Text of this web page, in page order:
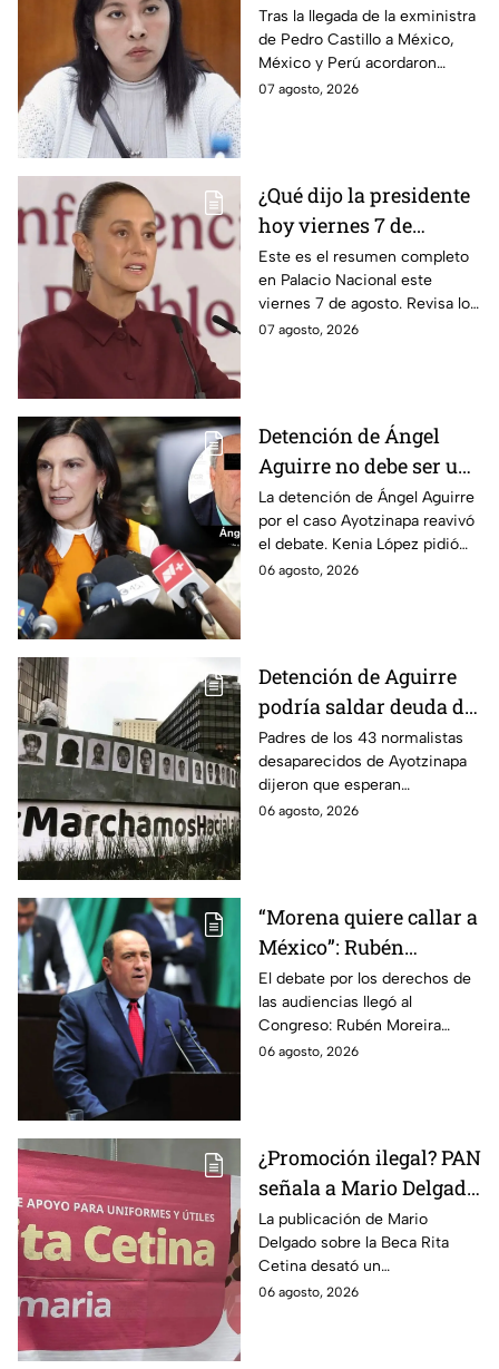
relaciones
diplomáticas tras
llegada de Betssy
Chávez al país
Tras la llegada de la exministra
de Pedro Castillo a México,
México y Perú acordaron
reanudar relaciones desde
07 agosto, 2026
¿Qué dijo la presidente
hoy viernes 7 de
agosto? Resumen EN
VIVO
Este es el resumen completo
en Palacio Nacional este
viernes 7 de agosto. Revisa los
datos presentados y las
07 agosto, 2026
Detención de Ángel
Aguirre no debe ser un
distractor, pide Kenia
López; exige justicia
por caso Ayotzinapa
La detención de Ángel Aguirre
por el caso Ayotzinapa reavivó
el debate. Kenia López pidió
que no sea un distractor
06 agosto, 2026
Detención de Aguirre
podría saldar deuda de
justicia: padres de los
43 de Ayotzinapa
Padres de los 43 normalistas
desaparecidos de Ayotzinapa
dijeron que esperan
información oficial sobre la
06 agosto, 2026
“Morena quiere callar a
México”: Rubén
Moreira pide frenar
discusión de
lineamientos de
audiencias hasta
El debate por los derechos de
las audiencias llegó al
Congreso: Rubén Moreira
reclama una consulta con
06 agosto, 2026
¿Promoción ilegal? PAN
señala a Mario Delgado
por publicación sobre
la Beca Rita Cetina
La publicación de Mario
Delgado sobre la Beca Rita
Cetina desató un
enfrentamiento entre Morena
06 agosto, 2026